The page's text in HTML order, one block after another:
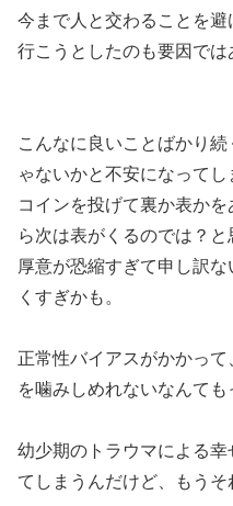
今まで人と交わることを
行こうとしたのも要因で
こんなに良いことばかり
ゃないかと不安になってし
コインを投げて裏か表か
ら次は表がくるのでは？
厚意が恐縮すぎて申し訳
くすぎかも。
正常性バイアスがかかっ
を噛みしめれないなんて
幼少期のトラウマによる
てしまうんだけど、もうそ